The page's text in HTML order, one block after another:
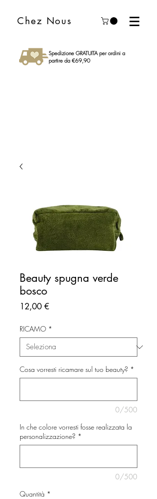
Chez Nous
Spedizione GRATUITA per ordini a
partire da €69,90
Beauty spugna verde
bosco
12,00 €Prezzo
RICAMO *
Cosa vorresti ricamare sul tuo beauty? *
0/500
In che colore vorresti fosse realizzata la
personalizzazione? *
0/500
Quantità *